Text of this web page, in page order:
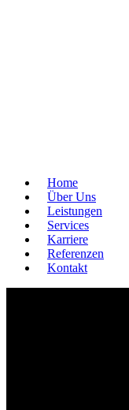
Home
Über Uns
Leistungen
Services
Karriere
Referenzen
Kontakt